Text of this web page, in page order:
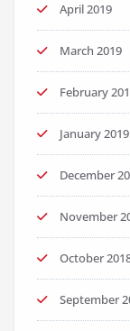
April 2019
March 2019
February
January 2019
December
November
October
September